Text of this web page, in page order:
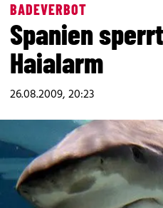
BADEVERBOT
Spanien
Haialarm
26.08.2009, 20:23